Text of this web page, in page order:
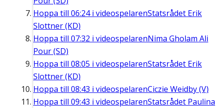
Hoppa till 06:24i videospelarenStatsrådet Erik
Slottner (KD)
Hoppa till 07:32 i videospelarenNima Gholam Ali
Pour (SD)
Hoppa till 08:05 i videospelarenStatsrådet Erik
Slottner (KD)
Hoppa till 08:43 i videospelarenCiczie Weidby (V)
Hoppa till 09:43 i videospelarenStatsrådet Paulina